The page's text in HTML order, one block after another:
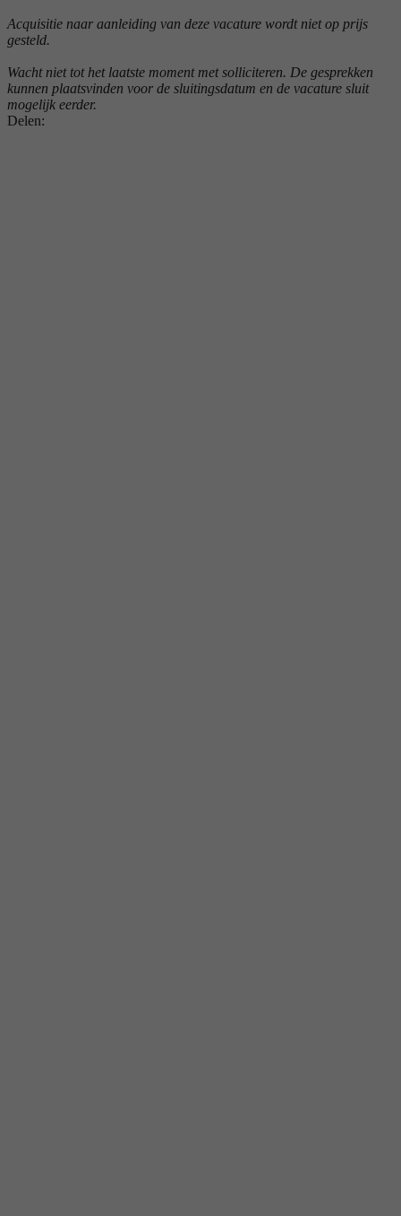
Acquisitie naar aanleiding van deze vacature wordt niet op prijs
gesteld.
Wacht niet tot het laatste moment met solliciteren. De gesprekken
kunnen plaatsvinden voor de sluitingsdatum en de vacature sluit
mogelijk eerder.
Delen: